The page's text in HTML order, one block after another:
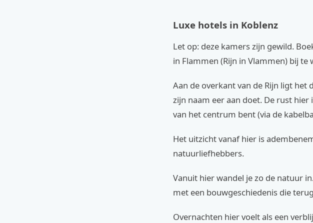
Luxe hotels in Koblenz
Let op: deze kamers zijn gewild.
in Flammen (Rijn in Vlammen) bij te
Aan de overkant van de Rijn ligt
zijn naam eer aan doet. De rust
van het centrum bent (via de
Het uitzicht vanaf hier is
natuurliefhebbers.
Vanuit hier wandel je zo de natuur
met een bouwgeschiedenis die
Overnachten hier voelt als een